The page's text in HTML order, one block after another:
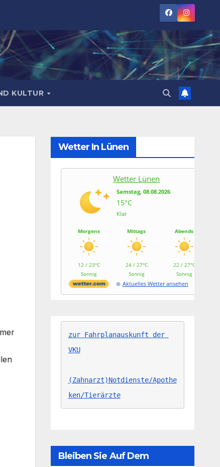
KULTUR
Wetter In Lünen
Wetter Lünen
Samstag, 08.08.2026
15°C
Klar
Morgens
12 / 23°C
Sonnig
Mittags
24 / 27°C
Sonnig
Abends
22 / 27°C
Sonnig
Aktuelles Wetter ansehen
zur Fahrplanauskunft der
VKU
(Zahnarzt)Notdienste/Apothe
ken/Tierärzte
Bleiben Sie Auf Dem